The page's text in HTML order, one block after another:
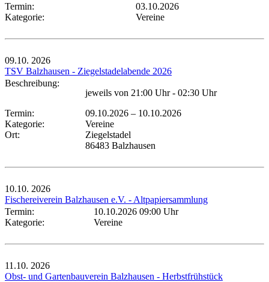
Termin:
03.10.2026
Kategorie:
Vereine
09.10. 2026
TSV Balzhausen - Ziegelstadelabende 2026
Beschreibung:
jeweils von 21:00 Uhr - 02:30 Uhr
Termin:
09.10.2026 – 10.10.2026
Kategorie:
Vereine
Ort:
Ziegelstadel
86483 Balzhausen
10.10. 2026
Fischereiverein Balzhausen e.V. - Altpapiersammlung
Termin:
10.10.2026 09:00 Uhr
Kategorie:
Vereine
11.10. 2026
Obst- und Gartenbauverein Balzhausen - Herbstfrühstück